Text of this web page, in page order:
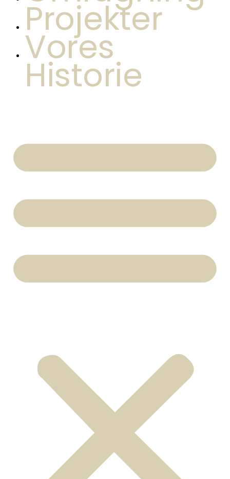
Projekter
Vores
Historie